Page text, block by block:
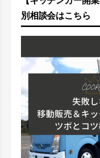
別相談会はこちら